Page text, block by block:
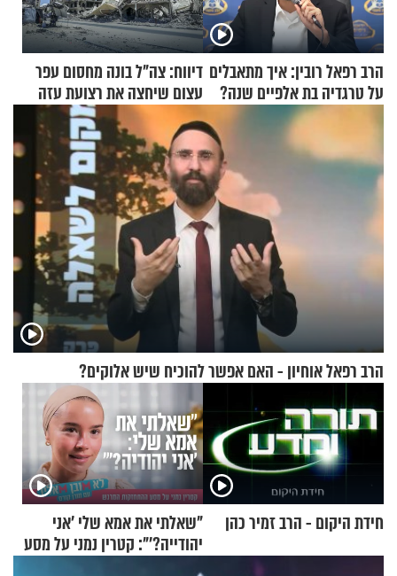
הרב רפאל רובין: איך מתאבלים
על טרגדיה בת אלפיים שנה?
דיווח: צה"ל בונה מחסום עפר
עצום שיחצה את רצועת עזה
לשניים
הרב רפאל אוחיון - האם אפשר להוכיח שיש אלוקים?
חידת היקום - הרב זמיר כהן
"שאלתי את אמא שלי 'אני
יהודייה?'": קטרין נמני על מסע